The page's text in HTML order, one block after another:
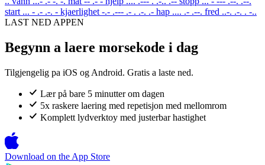
start ... - .- .-. - kjaerlighet -.- .--- .- . .-. .- hap .... .- .--. fred ..-. .-. . -..
LAST NED APPEN
Begynn a laere morsekode i dag
Tilgjengelig pa iOS og Android. Gratis a laste ned.
Lær på bare 5 minutter om dagen
5x raskere laering med repetisjon med mellomrom
Komplett lydverktoy med justerbar hastighet
Download on the App Store